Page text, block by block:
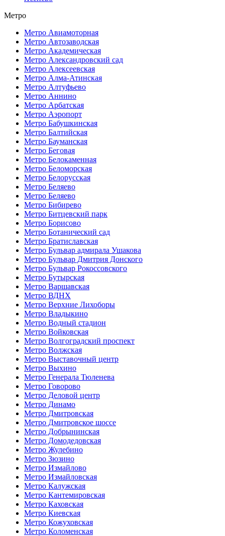
Метро
Метро Авиамоторная
Метро Автозаводская
Метро Академическая
Метро Александровский сад
Метро Алексеевская
Метро Алма-Атинская
Метро Алтуфьево
Метро Аннино
Метро Арбатская
Метро Аэропорт
Метро Бабушкинская
Метро Балтийская
Метро Бауманская
Метро Беговая
Метро Белокаменная
Метро Беломорская
Метро Белорусская
Метро Беляево
Метро Беляево
Метро Бибирево
Метро Битцевский парк
Метро Борисово
Метро Ботанический сад
Метро Братиславская
Метро Бульвар адмирала Ушакова
Метро Бульвар Дмитрия Донского
Метро Бульвар Рокоссовского
Метро Бутырская
Метро Варшавская
Метро ВДНХ
Метро Верхние Лихоборы
Метро Владыкино
Метро Водный стадион
Метро Войковская
Метро Волгоградский проспект
Метро Волжская
Метро Выставочный центр
Метро Выхино
Метро Генерала Тюленева
Метро Говорово
Метро Деловой центр
Метро Динамо
Метро Дмитровская
Метро Дмитровское шоссе
Метро Добрынинская
Метро Домодедовская
Метро Жулебино
Метро Зюзино
Метро Измайлово
Метро Измайловская
Метро Калужская
Метро Кантемировская
Метро Каховская
Метро Киевская
Метро Кожуховская
Метро Коломенская